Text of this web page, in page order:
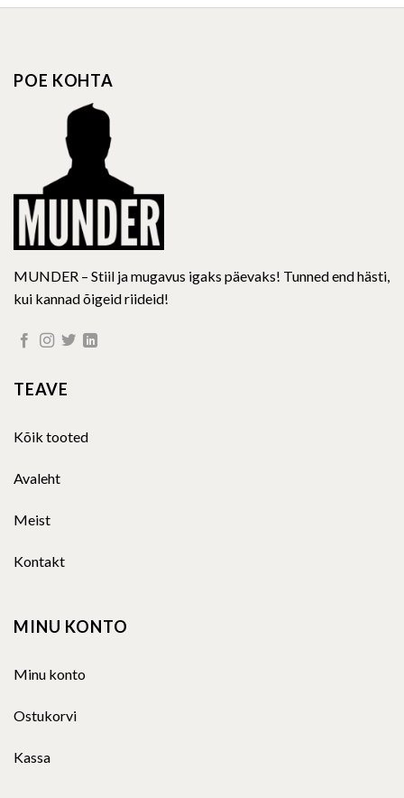
multiple
may
chosen
on
the
product
page
multiple
POE KOHTA
MUNDER – Stiil ja mugavus igaks päevaks! Tunned end hästi,
kui kannad õigeid riideid!
TEAVE
Kõik tooted
Avaleht
Meist
Kontakt
MINU KONTO
Minu konto
Ostukorvi
Kassa